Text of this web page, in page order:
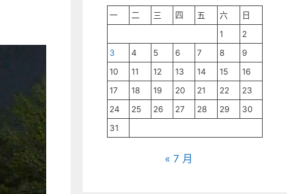
一 二 三 四 五 六
日
1
2
3
4 5 6 7 8
9
10
11 12 13 14 15
16
17
18 19 20 21 22
23
24
25 26 27 28 29
30
31
« 7 月